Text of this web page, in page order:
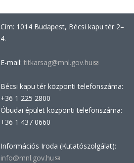
Cím: 1014 Budapest, Bécsi kapu tér 2–
4.
E-mail: titkarsag@mnl.gov.hu(link
e-
Bécsi kapu tér központi telefonszáma:
+36 1 225 2800
Óbudai épület központi telefonszáma:
+36 1 437 0660
Információs Iroda (Kutatószolgálat):
info@mnl.gov.hu(link